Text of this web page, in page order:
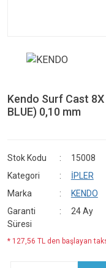
Kendo Surf Cast 8X
BLUE) 0,10 mm
Stok Kodu
15008
Kategori
İPLER
Marka
KENDO
Garanti
Süresi
24 Ay
* 127,56 TL den başlayan